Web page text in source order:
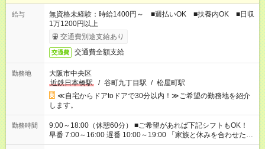
給与
無資格未経験：時給1400円～ ■週払いOK ■扶養内OK ■日収
1万1200円以上
交通費別途支給あり
交通費 交通費全額支給
勤務地
大阪市中央区
近鉄日本橋駅
/ 谷町九丁目駅 / 松屋町駅
≪自宅からドアtoドアで30分以内！≫ご希望の勤務地を紹介
します。
勤務時間
9:00～18:00（休憩60分） ■ご希望があれば下記シフトもOK！
早番 7:00～16:00 遅番 10:00～19:00 「家族と休みを合わせた
い」 「余裕を持って夕飯の準備がしたい」 「できれば残業はし